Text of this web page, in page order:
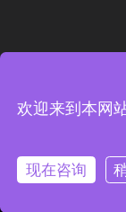
Copyright © 2025
备案号：陕
欢迎来到本网
现在咨询